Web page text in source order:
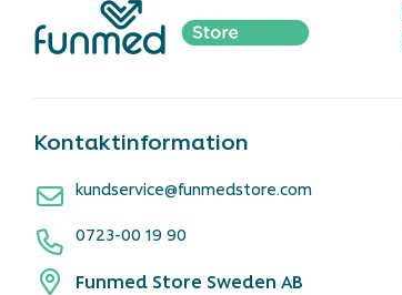
Kontaktinformation
kundservice@funmedstore.com
0723-00 19 90
Funmed Store Sweden AB